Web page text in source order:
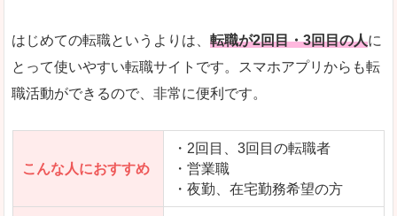
求人を含んだページを見てみる
はじめての転職というよりは、 転職が2回目・3回目の人に
とって使いやすい転職サイトです。スマホアプリからも転
職活動ができるので、非常に便利です。
こんな人におすすめ
・2回目、3回目の転職者
・営業職
・夜勤、在宅勤務希望の方